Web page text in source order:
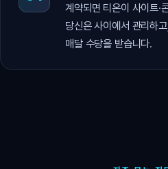
계약되면 티온이 사이트·
당신은 사이에서 관리하
매달 수당을 받습니다.